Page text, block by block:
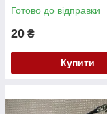
Готово до відправки
20 ₴
Купити